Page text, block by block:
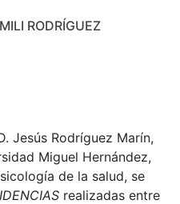
RODRÍGUEZ
Jesús Rodríguez Marín,
Miguel Hernández,
de la salud, se
realizadas entre